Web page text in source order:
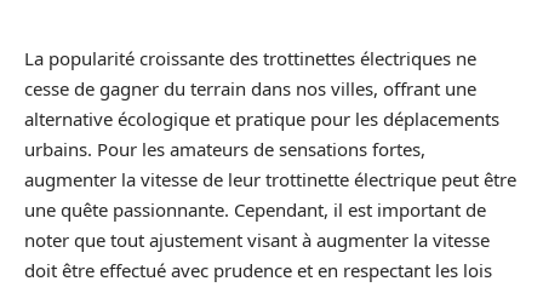
La popularité croissante des trottinettes électriques ne
cesse de gagner du terrain dans nos villes, offrant une
alternative écologique et pratique pour les déplacements
urbains. Pour les amateurs de sensations fortes,
augmenter la vitesse de leur trottinette électrique peut être
une quête passionnante. Cependant, il est important de
noter que tout ajustement visant à augmenter la vitesse
doit être effectué avec prudence et en respectant les lois